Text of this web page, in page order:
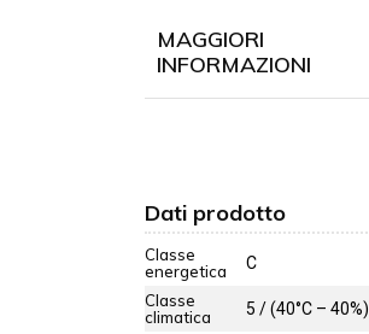
MAGGIORI
INFORMAZIONI
Dati prodotto
Classe
energetica
C
Classe
climatica
5 / (40°C – 40%)